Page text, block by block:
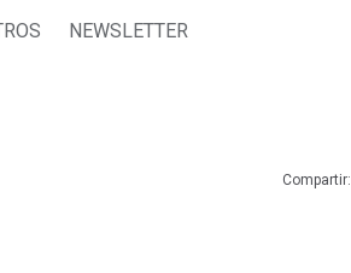
NEWSLETTER
Compartir: